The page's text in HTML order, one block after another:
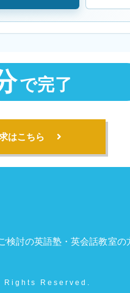
で完了
はこちら
検討の英語塾・英会話教室の
Reserved.